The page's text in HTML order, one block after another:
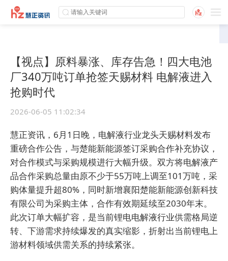
【视点】原料暴涨、库存告急！四大电池
厂340万吨订单抢签天赐材料 电解液进入
抢购时代
2026-06-05 11:02:34
慧正资讯，6月1日晚，电解液行业龙头天赐材料发布
重磅合作公告，与楚能新能源签订采购合作补充协议，
对合作模式与采购规模进行大幅升级。双方将电解液产
品合作采购总量由原不少于55万吨上调至101万吨，采
购体量提升超80%，同时新增襄阳楚能新能源创新科技
有限公司为采购主体，合作有效期延续至2030年末。
此次订单大幅扩容，是当前锂电电解液行业供需格局逆
转、下游需求持续爆发的真实缩影，折射出当前锂电上
游材料领域供需关系的持续紧张。